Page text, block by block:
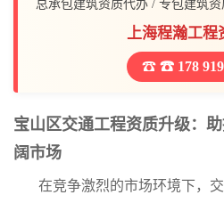
总承包建筑资质代办 / 专包建筑
上海程瀚工程
☎ 178 919
宝山区交通工程资质升级：
阔市场
在竞争激烈的市场环境下，